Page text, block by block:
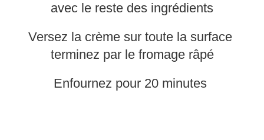
avec le reste des ingrédients
Versez la crème sur toute la surface
terminez par le fromage râpé
Enfournez pour 20 minutes